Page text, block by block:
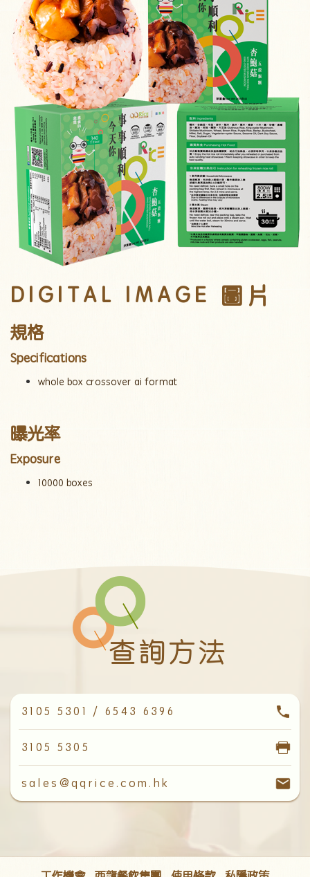
DIGITAL IMAGE 圖片
規格
Specifications
whole box crossover ai format
曝光率
Exposure
10000 boxes
查詢方法
3105 5301 / 6543 6396
3105 5305
sales@qqrice.com.hk